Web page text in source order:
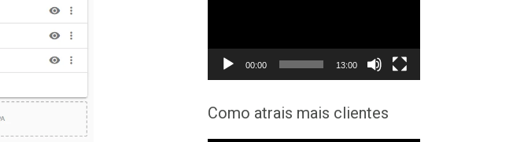
00:00 13:00
Como atrais mais clientes